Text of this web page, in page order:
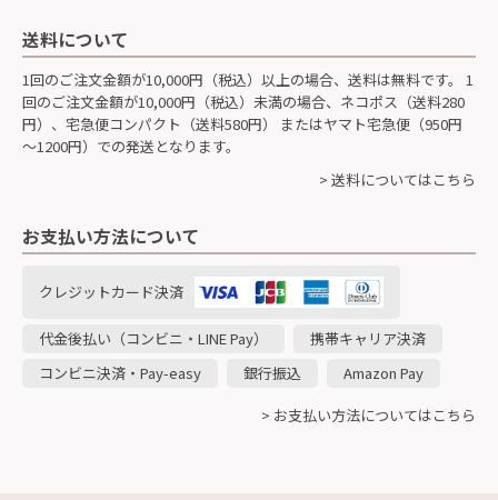
送料について
1回のご注文金額が10,000円（税込）以上の場合、送料は無料です。 1
回のご注文金額が10,000円（税込）未満の場合、ネコポス（送料280
円）、宅急便コンパクト（送料580円） またはヤマト宅急便（950円
～1200円）での発送となります。
> 送料についてはこちら
お支払い方法について
クレジットカード決済
代金後払い（コンビニ・LINE Pay）
携帯キャリア決済
コンビニ決済・Pay-easy
銀行振込
Amazon Pay
> お支払い方法についてはこちら